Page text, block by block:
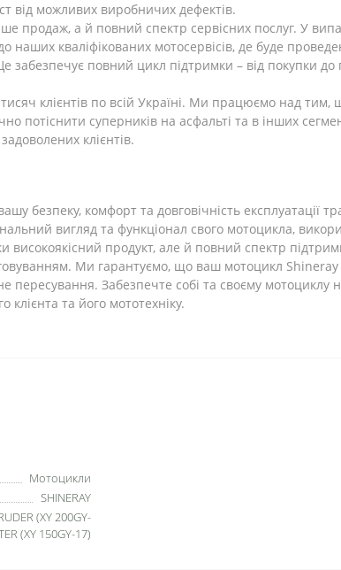
від можливих виробничих дефектів.
продаж, а й повний спектр сервісних послуг. У
кваліфікованих мотосервісів, де буде
забезпечує повний цикл підтримки – від покупки до
клієнтів по всій Україні. Ми працюємо над тим,
потіснити суперників на асфальті та в інших
клієнтів.
безпеку, комфорт та довговічність експлуатації
вигляд та функціонал свого мотоцикла,
високоякісний продукт, але й повний спектр
Ми гарантуємо, що ваш мотоцикл Shineray
Забезпечте собі та своєму мотоциклу
та його мототехніку.
Мотоцикли
SHINERAY
(XY 200GY-
(XY 150GY-17)